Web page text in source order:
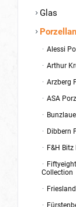
Glas
Porzellan
Alessi
Arthur
Arzberg
ASA
Dibbern
F&H
Collection